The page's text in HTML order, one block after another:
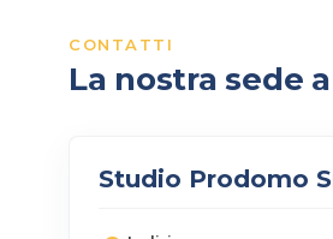
CONTATTI
La nostra sede
Studio Prodomo